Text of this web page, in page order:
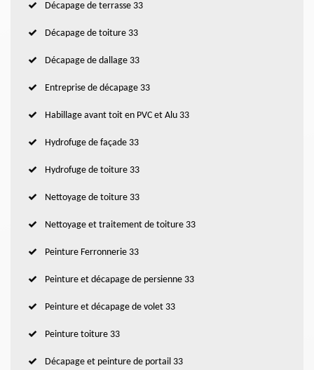
Décapage de terrasse 33
Décapage de toiture 33
Décapage de dallage 33
Entreprise de décapage 33
Habillage avant toit en PVC et Alu 33
Hydrofuge de façade 33
Hydrofuge de toiture 33
Nettoyage de toiture 33
Nettoyage et traitement de toiture 33
Peinture Ferronnerie 33
Peinture et décapage de persienne 33
Peinture et décapage de volet 33
Peinture toiture 33
Décapage et peinture de portail 33